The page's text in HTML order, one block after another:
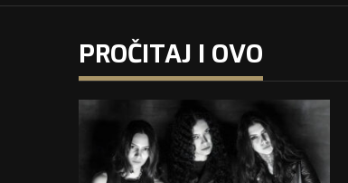
PROČITAJ I OVO